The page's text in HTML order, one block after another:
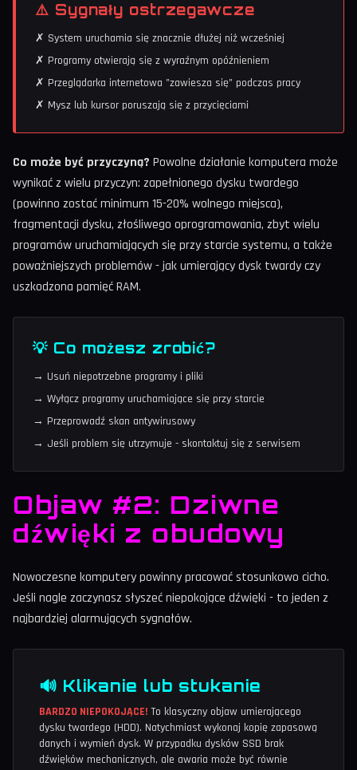
⚠️ Sygnały ostrzegawcze
✗ System uruchamia się znacznie dłużej niż wcześniej
✗ Programy otwierają się z wyraźnym opóźnieniem
✗ Przeglądarka internetowa "zawiesza się" podczas pracy
✗ Mysz lub kursor poruszają się z przycięciami
Co może być przyczyną? Powolne działanie komputera może
wynikać z wielu przyczyn: zapełnionego dysku twardego
(powinno zostać minimum 15-20% wolnego miejsca),
fragmentacji dysku, złośliwego oprogramowania, zbyt wielu
programów uruchamiających się przy starcie systemu, a także
poważniejszych problemów - jak umierający dysk twardy czy
uszkodzona pamięć RAM.
💡 Co możesz zrobić?
→ Usuń niepotrzebne programy i pliki
→ Wyłącz programy uruchamiające się przy starcie
→ Przeprowadź skan antywirusowy
→ Jeśli problem się utrzymuje - skontaktuj się z serwisem
Objaw #2: Dziwne
dźwięki z obudowy
Nowoczesne komputery powinny pracować stosunkowo cicho.
Jeśli nagle zaczynasz słyszeć niepokojące dźwięki - to jeden z
najbardziej alarmujących sygnałów.
🔊 Klikanie lub stukanie
BARDZO NIEPOKOJĄCE! To klasyczny objaw umierającego
dysku twardego (HDD). Natychmiast wykonaj kopię zapasową
danych i wymień dysk. W przypadku dysków SSD brak
dźwięków mechanicznych, ale awaria może być równie